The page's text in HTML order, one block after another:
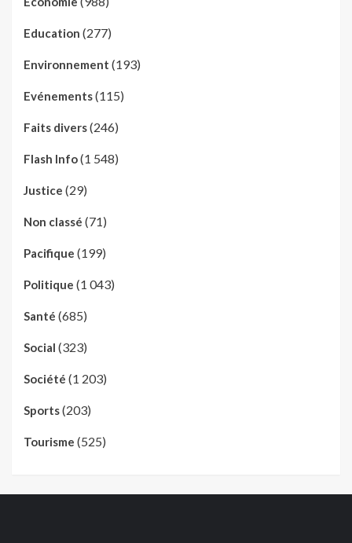
Education (277)
Environnement (193)
Evénements(115)
Faits divers(246)
Flash Info(1 548)
Justice (29)
Non classé (71)
Pacifique (199)
Politique (1 043)
Santé (685)
Social (323)
Société (1 203)
Sports(203)
Tourisme (525)